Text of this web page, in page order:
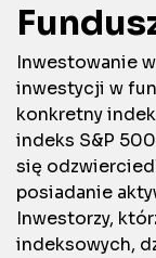
Inwestowanie
inwestycji w
konkretny
indeks S&P
się
posiadanie
Inwestorzy,
indeksowych,